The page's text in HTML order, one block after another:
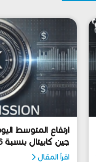
ارتفاع المتوسط
جين كابيتال بنسبة 9.6% خلال أغسطس
اقرأ المقال